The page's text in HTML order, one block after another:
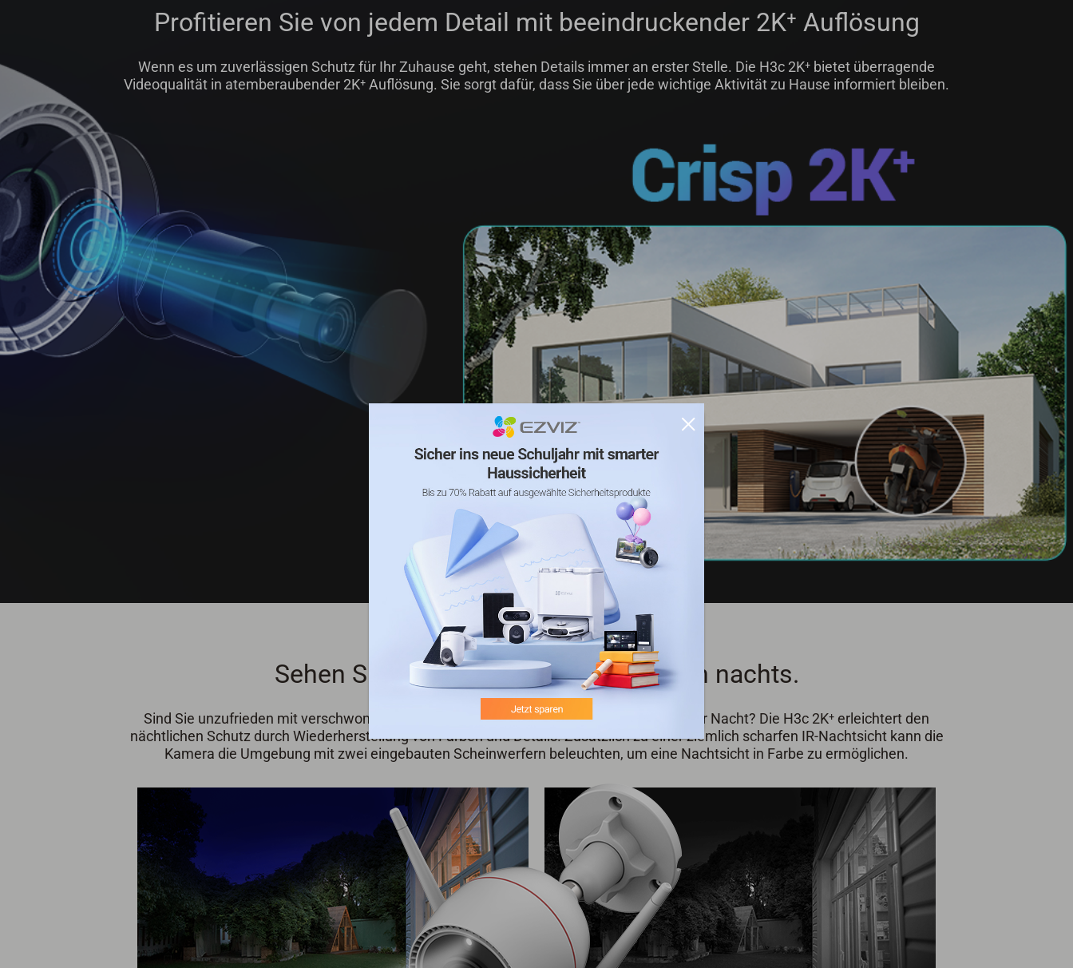
Profitieren Sie von jedem Detail mit beeindruckender 2K⁺ Auflösung
Wenn es um zuverlässigen Schutz für Ihr Zuhause geht, stehen Details immer an erster Stelle. Die H3c 2K⁺ bietet überragende
Videoqualität in atemberaubender 2K⁺Auflösung. Sie sorgt dafür, dass Sie über jede wichtige Aktivität zu Hause informiert bleiben.
Sehen Sie jedes Detail in Farbe – auch nachts.
Sind Sie unzufrieden mit verschwommenen, überbelichteten Schwarz-Weiß-Bildern in der Nacht? Die H3c 2K⁺ erleichtert den
nächtlichen Schutz durch Wiederherstellung von Farben und Details. Zusätzlich zu einer ziemlich scharfen IR-Nachtsicht kann die
Kamera die Umgebung mit zwei eingebauten Scheinwerfern beleuchten, um eine Nachtsicht in Farbe zu ermöglichen.